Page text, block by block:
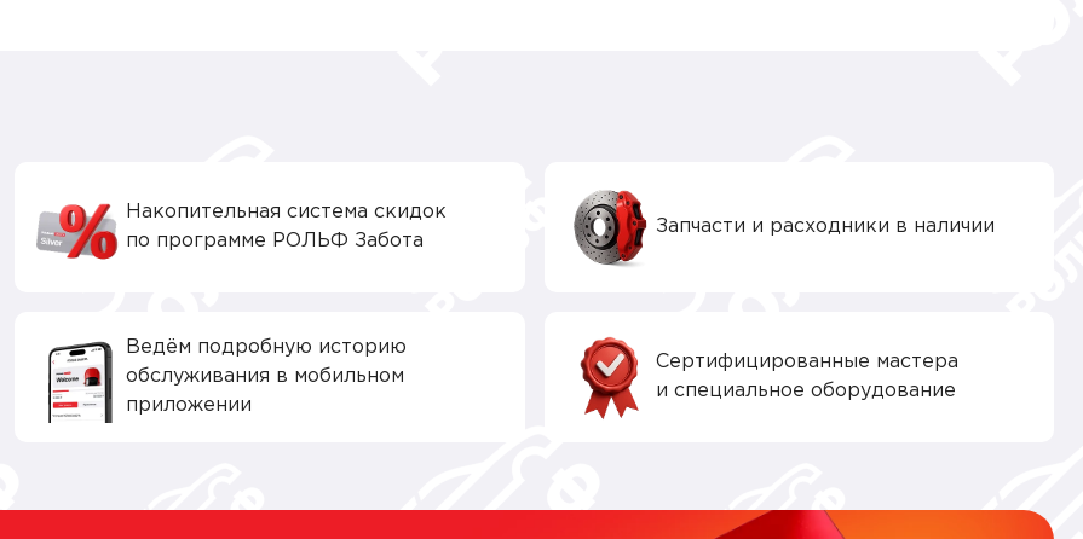
Накопительная система скидок
по программе РОЛЬФ Забота
Запчасти и расходники в наличии
Ведём подробную историю
обслуживания в мобильном
приложении
Сертифицированные мастера
и специальное оборудование